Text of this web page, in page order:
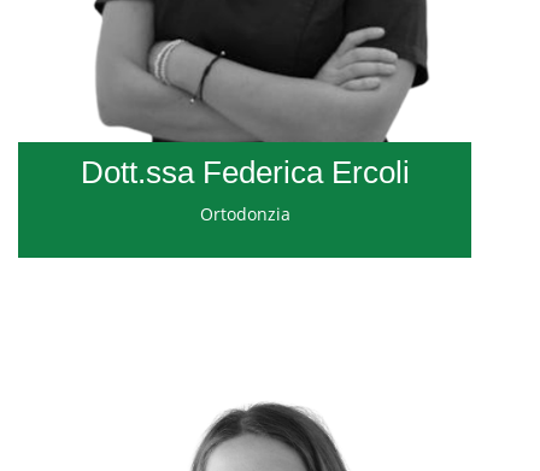
Dott.ssa Federica Ercoli
Ortodonzia